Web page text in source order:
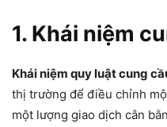
1. Khái niệm
Khái niệm quy luật cung
thị trường để điều chỉnh
một lượng giao dịch cân